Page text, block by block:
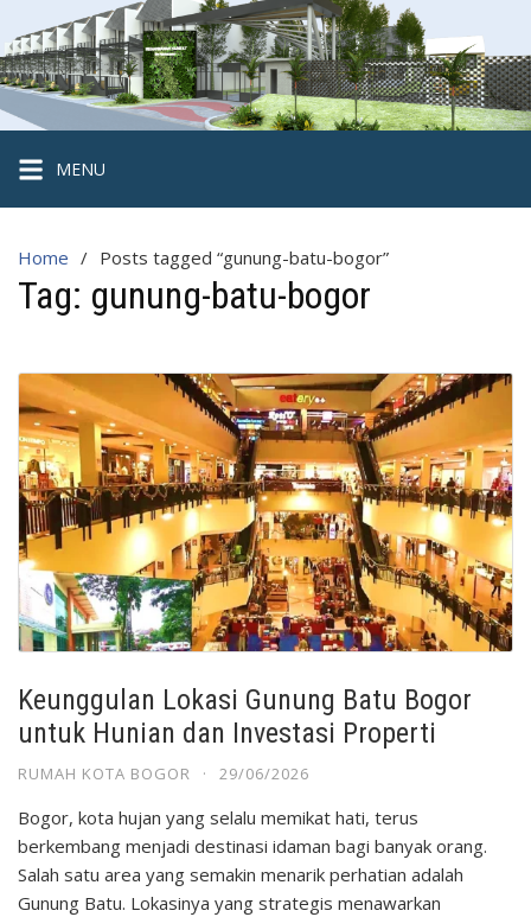
to
content
Hegarmanah
Habitat
Cluster
Strategis
di
MENU
Home Posts tagged “gunung-batu-bogor”
Tag: gunung-batu-bogor
Keunggulan Lokasi Gunung Batu Bogor
untuk Hunian dan Investasi Properti
RUMAH KOTA BOGOR · 29/06/2026
Bogor, kota hujan yang selalu memikat hati, terus
berkembang menjadi destinasi idaman bagi banyak orang.
Salah satu area yang semakin menarik perhatian adalah
Gunung Batu. Lokasinya yang strategis menawarkan